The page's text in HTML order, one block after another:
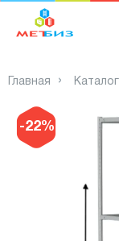
Главная
-22%